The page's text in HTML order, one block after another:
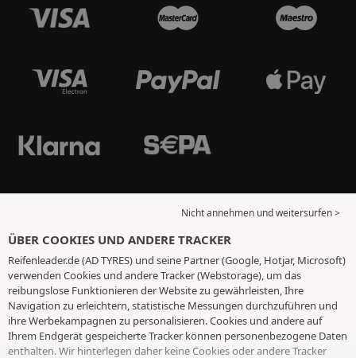
Nicht annehmen und weitersurfen >
ÜBER COOKIES UND ANDERE TRACKER
Reifenleader.de (AD TYRES) und seine Partner (Google, Hotjar, Microsoft)
verwenden Cookies und andere Tracker (Webstorage), um das
reibungslose Funktionieren der Website zu gewährleisten, Ihre
Navigation zu erleichtern, statistische Messungen durchzuführen und
ihre Werbekampagnen zu personalisieren. Cookies und andere auf
Ihrem Endgerät gespeicherte Tracker können personenbezogene Daten
enthalten. Wir hinterlegen daher keine Cookies oder andere Tracker